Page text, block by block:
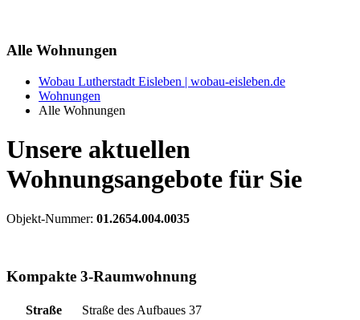
Alle Wohnungen
Wobau Lutherstadt Eisleben | wobau-eisleben.de
Wohnungen
Alle Wohnungen
Unsere aktuellen
Wohnungsangebote für Sie
Objekt-Nummer: 01.2654.004.0035
Kompakte 3-Raumwohnung
Straße
Straße des Aufbaues 37